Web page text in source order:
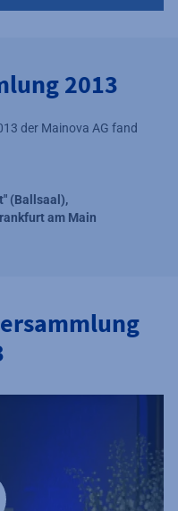
2013
der Mainova AG fand
(Ballsaal),
am Main